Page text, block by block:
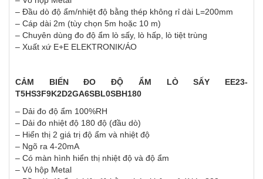
– Đầu dò độ ẩm/nhiệt độ bằng thép không rỉ dài L=200mm
– Cáp dài 2m (tùy chọn 5m hoặc 10 m)
– Chuyên dùng đo độ ẩm lò sấy, lò hấp, lò tiệt trùng
– Xuất xứ E+E ELEKTRONIK/ÁO
CẢM BIẾN ĐO ĐỘ ẨM LÒ SẤY EE23-
T5HS3F9K2D2GA6SBL0SBH180
– Dải đo độ ẩm 100%RH
– Dải đo nhiệt độ 180 độ (đầu dò)
– Hiển thị 2 giá trị độ ẩm và nhiệt độ
– Ngõ ra 4-20mA
– Có màn hình hiển thị nhiệt độ và độ ẩm
– Vỏ hộp Metal